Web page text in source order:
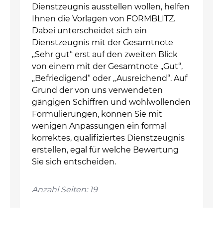
Dienstzeugnis ausstellen wollen, helfen
Ihnen die Vorlagen von FORMBLITZ.
Dabei unterscheidet sich ein
Dienstzeugnis mit der Gesamtnote
„Sehr gut“ erst auf den zweiten Blick
von einem mit der Gesamtnote „Gut“,
„Befriedigend“ oder „Ausreichend“. Auf
Grund der von uns verwendeten
gängigen Schiffren und wohlwollenden
Formulierungen, können Sie mit
wenigen Anpassungen ein formal
korrektes, qualifiziertes Dienstzeugnis
erstellen, egal für welche Bewertung
Sie sich entscheiden.
Anzahl Seiten: 19